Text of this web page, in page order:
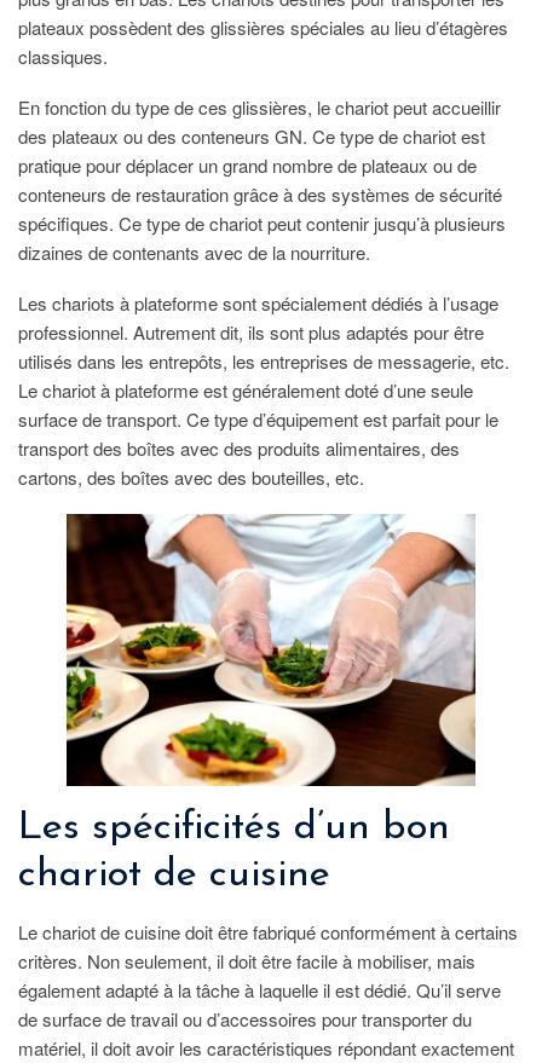
plateaux possèdent des glissières spéciales au lieu d’étagères
classiques.
En fonction du type de ces glissières, le chariot peut accueillir
des plateaux ou des conteneurs GN. Ce type de chariot est
pratique pour déplacer un grand nombre de plateaux ou de
conteneurs de restauration grâce à des systèmes de sécurité
spécifiques. Ce type de chariot peut contenir jusqu’à plusieurs
dizaines de contenants avec de la nourriture.
Les chariots à plateforme sont spécialement dédiés à l’usage
professionnel. Autrement dit, ils sont plus adaptés pour être
utilisés dans les entrepôts, les entreprises de messagerie, etc.
Le chariot à plateforme est généralement doté d’une seule
surface de transport. Ce type d’équipement est parfait pour le
transport des boîtes avec des produits alimentaires, des
cartons, des boîtes avec des bouteilles, etc.
Les spécificités d’un bon
chariot de cuisine
Le chariot de cuisine doit être fabriqué conformément à certains
critères. Non seulement, il doit être facile à mobiliser, mais
également adapté à la tâche à laquelle il est dédié. Qu’il serve
de surface de travail ou d’accessoires pour transporter du
matériel, il doit avoir les caractéristiques répondant exactement